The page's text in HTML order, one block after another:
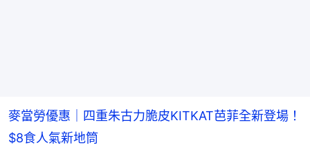
麥當勞優惠｜四重朱古力脆皮KITKAT芭菲全新登場！
$8食人氣新地筒